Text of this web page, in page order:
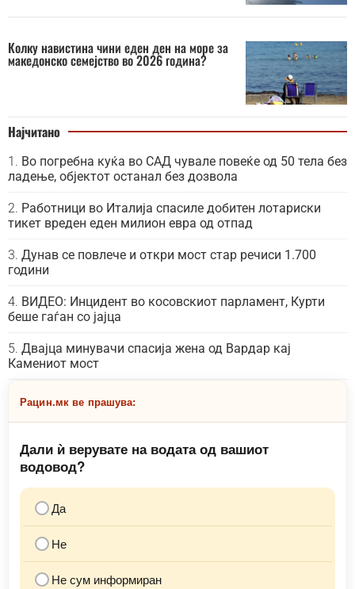
Колку навистина чини еден ден на море за
македонско семејство во 2026 година?
Најчитано
Во погребна куќа во САД чувале повеќе од 50 тела без
ладење, објектот останал без дозвола
Работници во Италија спасиле добитен лотариски
тикет вреден еден милион евра од отпад
Дунав се повлече и откри мост стар речиси 1.700
години
ВИДЕО: Инцидент во косовскиот парламент, Курти
беше гаѓан со јајца
Двајца минувачи спасија жена од Вардар кај
Камениот мост
Рацин.мк ве прашува:
Дали ѝ верувате на водата од вашиот
водовод?
Да
Не
Не сум информиран